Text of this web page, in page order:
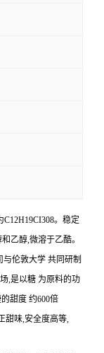
。稳定
乙醇,微溶于乙酷。
与伦敦大学 共同研制
,是以糖 为原料的功
甜度 约600倍
甜味,安全度高等,